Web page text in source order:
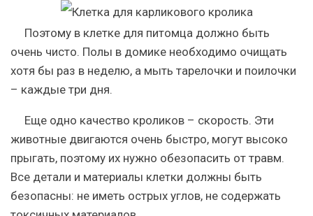
Поэтому в клетке для питомца должно быть
очень чисто. Полы в домике необходимо очищать
хотя бы раз в неделю, а мыть тарелочки и поилочки
– каждые три дня.
Еще одно качество кроликов – скорость. Эти
животные двигаются очень быстро, могут высоко
прыгать, поэтому их нужно обезопасить от травм.
Все детали и материалы клетки должны быть
безопасны: не иметь острых углов, не содержать